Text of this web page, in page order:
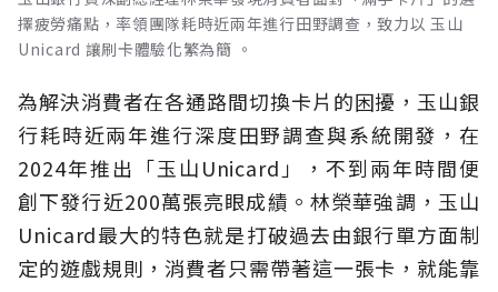
擇疲勞痛點，率領團隊耗時近兩年進行田野調查，致力以 玉山
Unicard 讓刷卡體驗化繁為簡 。
為解決消費者在各通路間切換卡片的困擾，玉山銀
行耗時近兩年進行深度田野調查與系統開發，在
2024年推出「玉山Unicard」，不到兩年時間便
創下發行近200萬張亮眼成績。林榮華強調，玉山
Unicard最大的特色就是打破過去由銀行單方面制
定的遊戲規則，消費者只需帶著這一張卡，就能靠